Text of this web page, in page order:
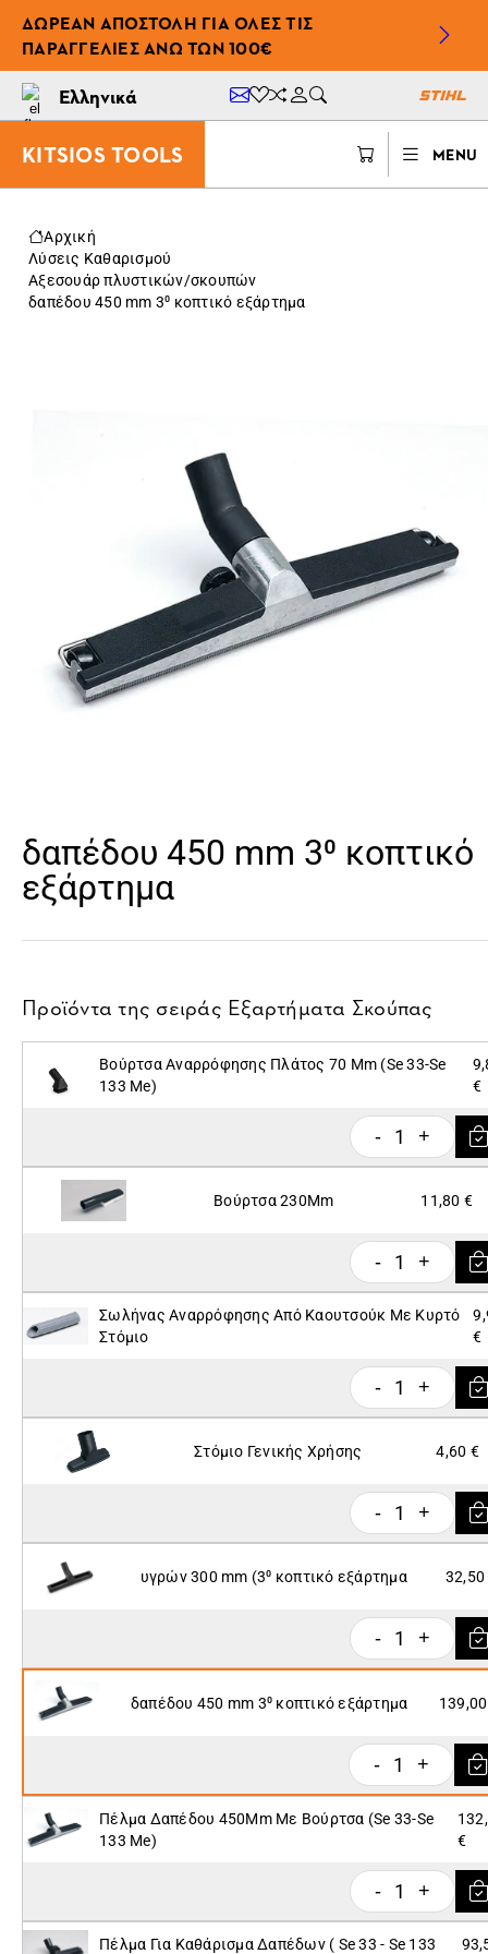
ΔΩΡΕΆΝ ΑΠΟΣΤΟΛΉ ΓΙΑ ΌΛΕΣ ΤΙΣ
ΠΑΡΑΓΓΕΛΊΕΣ ΆΝΩ ΤΩΝ 100€
Ελληνικά
KITSIOS TOOLS MENU
Αρχική
Λύσεις Καθαρισμού
Αξεσουάρ πλυστικών/σκουπών
δαπέδου 450 mm 3⁰ κοπτικό εξάρτημα
δαπέδου 450 mm 3⁰ κοπτικό
εξάρτημα
Προϊόντα της σειράς Εξαρτήματα Σκούπας
Βούρτσα Αναρρόφησης Πλάτος 70 Mm (Se 33-Se
133 Me)
€
- 1 +
Βούρτσα 230Mm 11,80 €
- 1 +
Σωλήνας Αναρρόφησης Από Καουτσούκ Με Κυρτό
Στόμιο
€
- 1 +
Στόμιο Γενικής Χρήσης 4,60 €
- 1 +
υγρών 300 mm (3⁰ κοπτικό εξάρτημα 32,50
- 1 +
δαπέδου 450 mm 3⁰ κοπτικό εξάρτημα
- 1 +
Πέλμα Δαπέδου 450Mm Με Βούρτσα (Se 33-Se
133 Me)
€
- 1 +
Πέλμα Για Καθάρισμα Δαπέδων ( Se 33 - Se 133